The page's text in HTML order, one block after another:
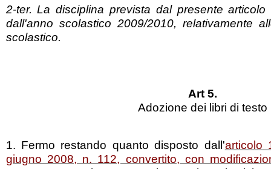
2-ter. La disciplina prevista dal presente
dall'anno scolastico 2009/2010, relativamente
scolastico.
Art 5.
Adozione dei libri di testo
1. Fermo restando quanto disposto dall'articolo
giugno 2008, n. 112, convertito, con